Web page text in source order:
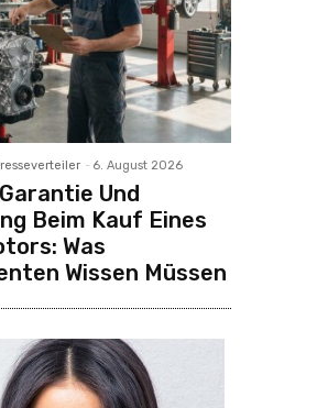
- 6. August 2026
Und
Beim Kauf Eines
Was
Wissen Müssen